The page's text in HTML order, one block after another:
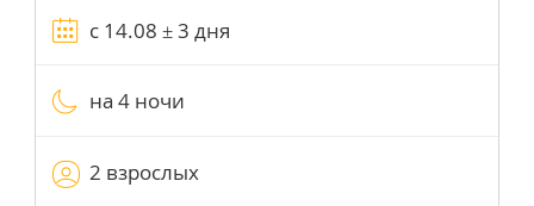
на 4 ночи
2 взрослых